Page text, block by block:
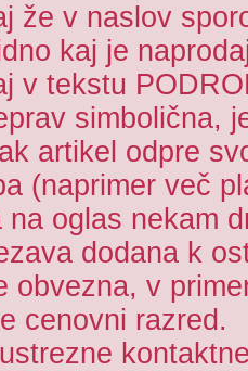
že v naslov
kaj je
v tekstu
simbolična,
artikel odpre
(naprimer več
oglas nekam
dodana k
obvezna, v
cenovni razred.